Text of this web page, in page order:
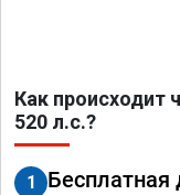
Как происходит
520 л.с.?
1 Бесплатная